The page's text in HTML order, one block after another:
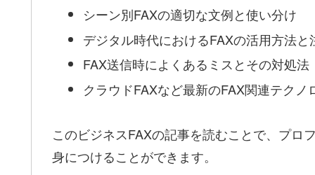
シーン別FAXの適切な文例と使い分け
デジタル時代におけるFAXの活用方法と
FAX送信時によくあるミスとその対処法
クラウドFAXなど最新のFAX関連テクノ
このビジネスFAXの記事を読むことで、プロ
身につけることができます。